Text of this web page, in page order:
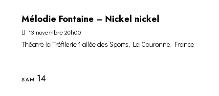
Mélodie Fontaine – Nickel nickel
13 novembre 20h00
Théatre la Tréfilerie1 allée des Sports, La Couronne, France
SAM 14